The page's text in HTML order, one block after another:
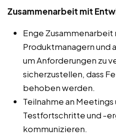
Zusammenarbeit mit
Enge
Produktmanagern und
um Anforderungen zu
sicherzustellen, dass
behoben werden.
Teilnahme an Meetings
Testfortschritte und -
kommunizieren.